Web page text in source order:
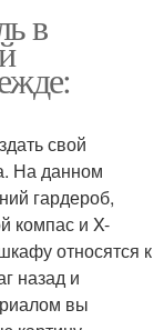
в
свой
На данном
гардероб,
компас и X-
относятся к
назад и
вы